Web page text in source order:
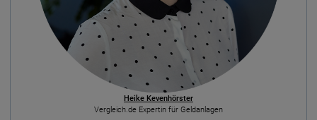
Heike Kevenhörster
Vergleich.de Expertin für Geldanlagen